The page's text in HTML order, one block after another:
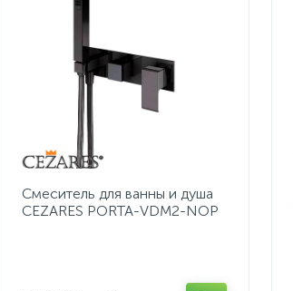
Смеситель для ванны и душа
CEZARES PORTA-VDM2-NOP